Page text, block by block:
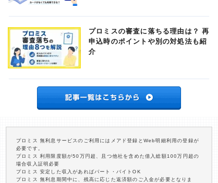
プロミスの審査に落ちる理由は？ 再
申込時のポイントや別の対処法も紹
介
プロミス 無利息サービスのご利用にはメアド登録とWeb明細利用の登録が
必要です。
プロミス 利用限度額が50万円超、且つ他社を含めた借入総額100万円超の
場合収入証明必要
プロミス 安定した収入があればパート・バイトOK
プロミス 無利息期間中に、残高に応じた返済額のご入金が必要となりま